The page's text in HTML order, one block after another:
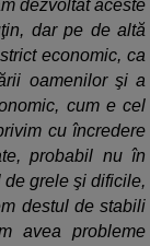
dezvoltat aceste
dar pe de altă
economic, ca
oamenilor şi a
cum e cel
cu încredere
probabil nu în
grele şi dificile,
destul de stabili
avea probleme